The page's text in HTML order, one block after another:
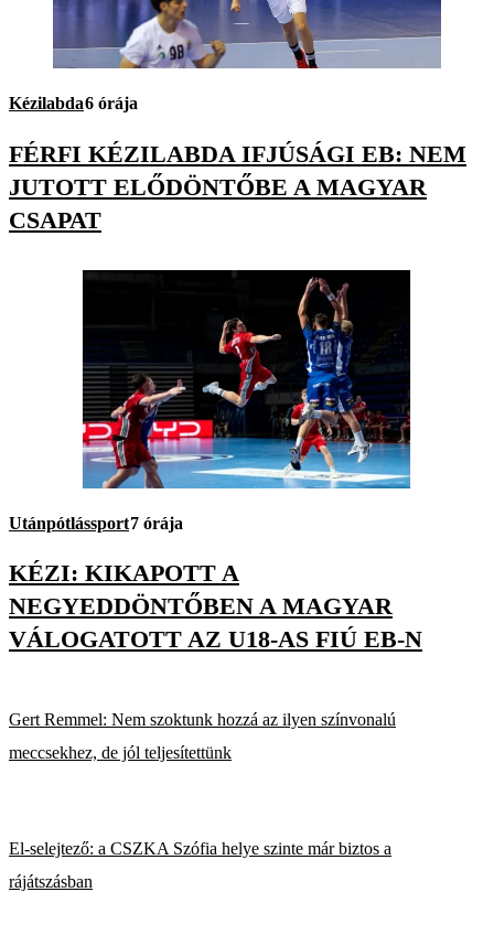
Kézilabda6 órája
FÉRFI KÉZILABDA IFJÚSÁGI EB: NEM
JUTOTT ELŐDÖNTŐBE A MAGYAR
CSAPAT
Utánpótlássport7 órája
KÉZI: KIKAPOTT A
NEGYEDDÖNTŐBEN A MAGYAR
VÁLOGATOTT AZ U18-AS FIÚ EB-N
Gert Remmel: Nem szoktunk hozzá az ilyen színvonalú
meccsekhez, de jól teljesítettünk
El-selejtező: a CSZKA Szófia helye szinte már biztos a
rájátszásban